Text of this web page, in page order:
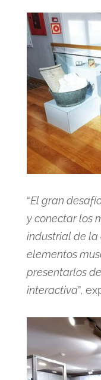
“El gran
y conectar los
industrial de la
elementos
presentarlos
interactiva”,